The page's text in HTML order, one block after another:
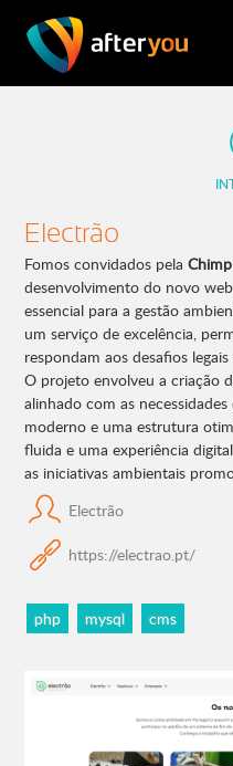
Electrão
Fomos convidados pelaChimp
desenvolvimento do novo
essencial para a gestão
um serviço de excelência,
respondam aos desafios
O projeto envolveu a criação
alinhado com as necessidades
moderno e uma estrutura
fluida e uma experiência
as iniciativas ambientais
Electrão
https://electrao.pt/
php mysql cms